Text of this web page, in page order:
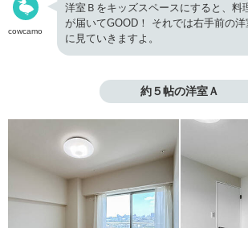
cowcamo
洋室Ｂをキッズスペースにすると、料
が届いてGOOD！ それでは右手前の
に見ていきますよ。
約５帖の洋室Ａ